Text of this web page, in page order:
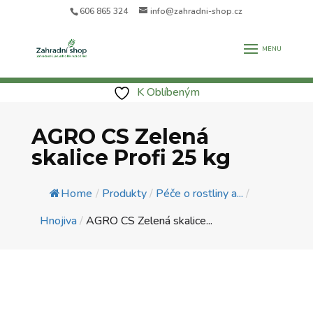
606 865 324 info@zahradni-shop.cz
K Oblíbeným
AGRO CS Zelená
skalice Profi 25 kg
Home / Produkty/ Péče o rostliny a... /
Hnojiva/AGRO CS Zelená skalice...